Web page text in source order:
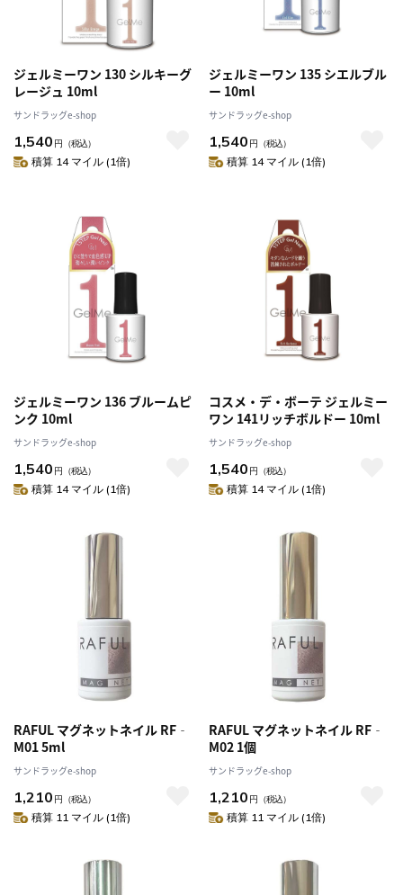
ジェルミーワン 130 シルキーグ
レージュ 10ml
サンドラッグe-shop
1,540 円 （税込）
積算 14 マイル (1倍)
ジェルミーワン 135 シエルブル
ー 10ml
サンドラッグe-shop
1,540 円 （税込）
積算 14 マイル (1倍)
ジェルミーワン 136 ブルームピ
ンク 10ml
サンドラッグe-shop
1,540 円 （税込）
積算 14 マイル (1倍)
コスメ・デ・ボーテ ジェルミー
ワン 141リッチボルドー 10ml
サンドラッグe-shop
1,540 円 （税込）
積算 14 マイル (1倍)
RAFUL マグネットネイル RF‐
M01 5ml
サンドラッグe-shop
1,210 円 （税込）
積算 11 マイル (1倍)
RAFUL マグネットネイル RF‐
M02 1個
サンドラッグe-shop
1,210 円 （税込）
積算 11 マイル (1倍)